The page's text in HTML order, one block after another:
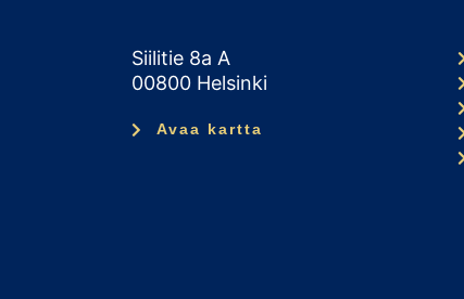
Siilitie 8a A
00800 Helsinki
Avaa kartta